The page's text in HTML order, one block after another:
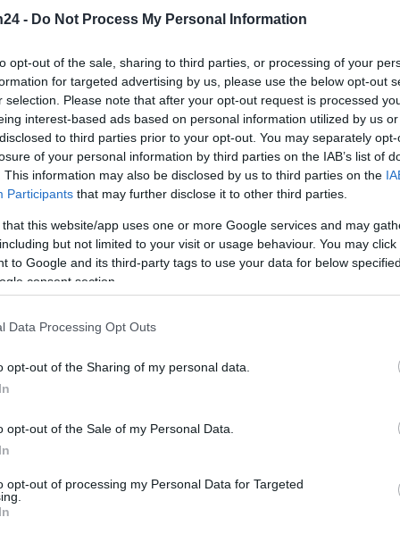
- Do Not Process My Personal Information
opt-out of the sale, sharing to third parties, or processing of your
for targeted advertising by us, please use the below opt-out
selection. Please note that after your opt-out request is processed
interest-based ads based on personal information utilized by us
to third parties prior to your opt-out. You may separately
of your personal information by third parties on the IAB’s list of
This information may also be disclosed by us to third parties on the
Participants that may further disclose it to other third parties.
that this website/app uses one or more Google services and may
but not limited to your visit or usage behaviour. You may
to Google and its third-party tags to use your data for below
consent section.
Data Processing Opt Outs
opt-out of the Sharing of my personal data.
opt-out of the Sale of my Personal Data.
opt-out of processing my Personal Data for Targeted
aan de hand is
alleen een financiële zet; het is eenstatement.
van gewone aandelen ter waarde van 200,5
die de strategie van het bedrijf
ten opzichte van de netto-activa.
van Bitcoin, maar het lijkt erop dat de
heeft op het totale kapitaal dat wordt
van decryptocurrency-markten de